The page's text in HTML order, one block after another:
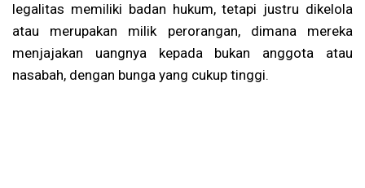
legalitas memiliki badan hukum, tetapi justru dikelola
atau merupakan milik perorangan, dimana mereka
menjajakan uangnya kepada bukan anggota atau
nasabah, dengan bunga yang cukup tinggi.